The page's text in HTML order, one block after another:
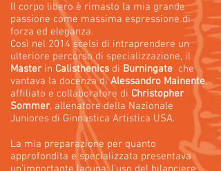
Il corpo libero è rimasto la mia grande
passione come massima espressione di
forza ed eleganza.
Così nel 2014 scelsi di intraprendere un
ulteriore percorso di specializzazione, il
Master in Calisthenics di Burningate che
vantava la docenza diAlessandro Mainente,
affiliato e collaboratore di Christopher
Sommer, allenatore della Nazionale
Juniores di Ginnastica Artistica USA.
La mia preparazione per quanto
approfondita e specializzata presentava